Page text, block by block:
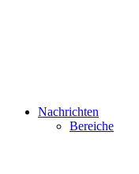
Nachrichten
Bereiche